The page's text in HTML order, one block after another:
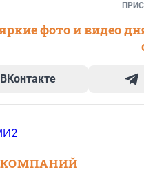
фото и видео
ВКонтакте